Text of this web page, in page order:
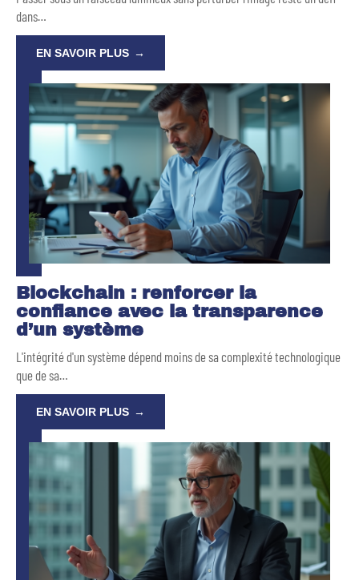
dans…
EN SAVOIR PLUS
Blockchain : renforcer la
confiance avec la transparence
d’un système
L'intégrité d'un système dépend moins de sa complexité technologique
que de sa…
EN SAVOIR PLUS